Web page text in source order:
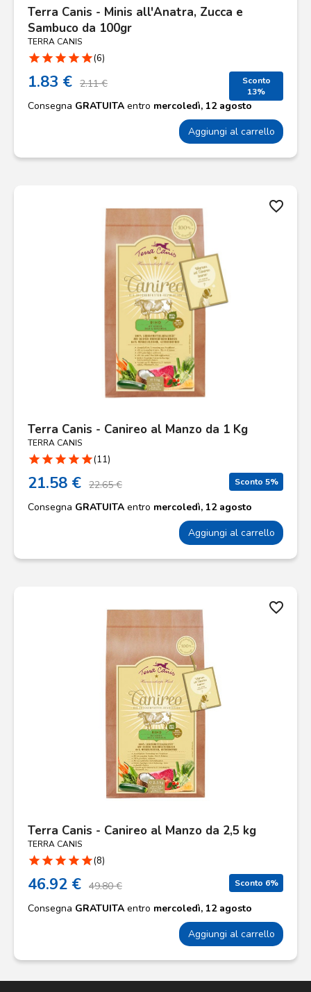
Terra Canis - Minis all'Anatra, Zucca e
Sambuco da 100gr
TERRA CANIS
star star star star star(6)
1.83 € 2.11 €
Sconto
13%
Consegna GRATUITA entro mercoledì, 12 agosto
Aggiungi al carrello
favorite_border
Terra Canis - Canireo al Manzo da 1 Kg
TERRA CANIS
star star star star star(11)
21.58 € 22.65 € Sconto 5%
Consegna GRATUITA entro mercoledì, 12 agosto
Aggiungi al carrello
favorite_border
Terra Canis - Canireo al Manzo da 2,5 kg
TERRA CANIS
star star star star star(8)
46.92 € 49.80 € Sconto 6%
Consegna GRATUITA entro mercoledì, 12 agosto
Aggiungi al carrello